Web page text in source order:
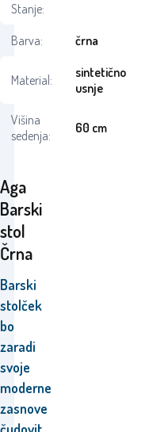
Aga
Barski
stol
Črna
Barski
stolček
bo
zaradi
svoje
moderne
zasnove
Stanje:
Barva:
črna
Material:
sintetično
usnje
Višina
sedenja:
60 cm